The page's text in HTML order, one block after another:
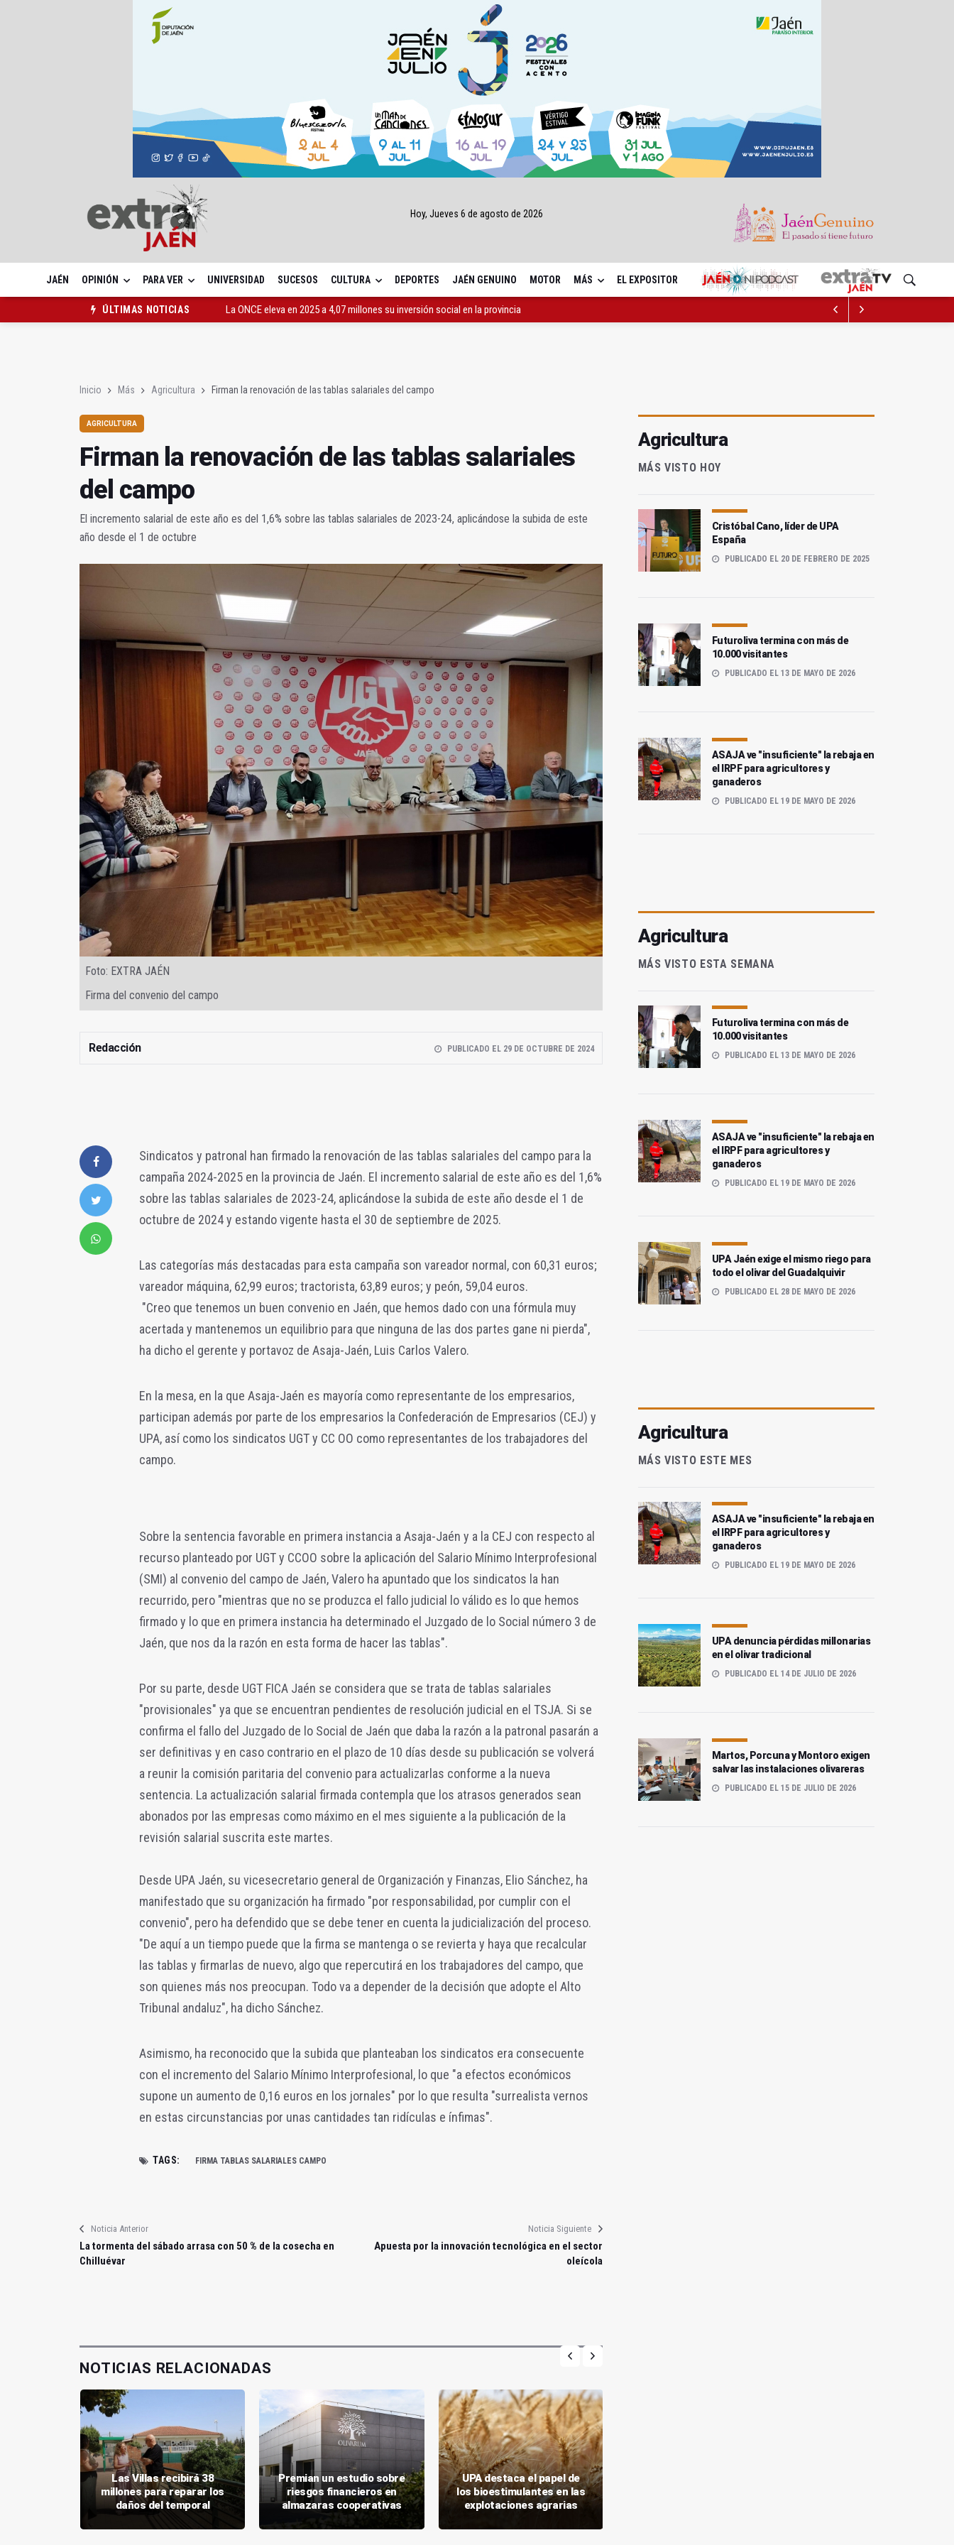
Hoy, Jueves 6 de agosto de 2026
JAÉN OPINIÓN PARA VER UNIVERSIDAD SUCESOS CULTURA DEPORTES JAÉN GENUINO MOTOR MÁS EL EXPOSITOR
ÚLTIMAS NOTICIAS
La ONCE eleva en 2025 a 4,07 millones su inversión social en la provincia
Inicio Más Agricultura Firman la renovación de las tablas salariales del campo
AGRICULTURA
Firman la renovación de las tablas salariales
del campo
El incremento salarial de este año es del 1,6% sobre las tablas salariales de 2023-24, aplicándose la subida de este
año desde el 1 de octubre
Foto: EXTRA JAÉN
Firma del convenio del campo
Redacción PUBLICADO EL 29 DE OCTUBRE DE 2024
Sindicatos y patronal han firmado la renovación de las tablas salariales del campo para la
campaña 2024-2025 en la provincia de Jaén. El incremento salarial de este año es del 1,6%
sobre las tablas salariales de 2023-24, aplicándose la subida de este año desde el 1 de
octubre de 2024 y estando vigente hasta el 30 de septiembre de 2025.
Las categorías más destacadas para esta campaña son vareador normal, con 60,31 euros;
vareador máquina, 62,99 euros; tractorista, 63,89 euros; y peón, 59,04 euros.
"Creo que tenemos un buen convenio en Jaén, que hemos dado con una fórmula muy
acertada y mantenemos un equilibrio para que ninguna de las dos partes gane ni pierda",
ha dicho el gerente y portavoz de Asaja-Jaén, Luis Carlos Valero.
En la mesa, en la que Asaja-Jaén es mayoría como representante de los empresarios,
participan además por parte de los empresarios la Confederación de Empresarios (CEJ) y
UPA, así como los sindicatos UGT y CC OO como representantes de los trabajadores del
campo.
Sobre la sentencia favorable en primera instancia a Asaja-Jaén y a la CEJ con respecto al
recurso planteado por UGT y CCOO sobre la aplicación del Salario Mínimo Interprofesional
(SMI) al convenio del campo de Jaén, Valero ha apuntado que los sindicatos la han
recurrido, pero "mientras que no se produzca el fallo judicial lo válido es lo que hemos
firmado y lo que en primera instancia ha determinado el Juzgado de lo Social número 3 de
Jaén, que nos da la razón en esta forma de hacer las tablas".
Por su parte, desde UGT FICA Jaén se considera que se trata de tablas salariales
"provisionales" ya que se encuentran pendientes de resolución judicial en el TSJA. Si se
confirma el fallo del Juzgado de lo Social de Jaén que daba la razón a la patronal pasarán a
ser definitivas y en caso contrario en el plazo de 10 días desde su publicación se volverá
a reunir la comisión paritaria del convenio para actualizarlas conforme a la nueva
sentencia. La actualización salarial firmada contempla que los atrasos generados sean
abonados por las empresas como máximo en el mes siguiente a la publicación de la
revisión salarial suscrita este martes.
Desde UPA Jaén, su vicesecretario general de Organización y Finanzas, Elio Sánchez, ha
manifestado que su organización ha firmado "por responsabilidad, por cumplir con el
convenio", pero ha defendido que se debe tener en cuenta la judicialización del proceso.
"De aquí a un tiempo puede que la firma se mantenga o se revierta y haya que recalcular
las tablas y firmarlas de nuevo, algo que repercutirá en los trabajadores del campo, que
son quienes más nos preocupan. Todo va a depender de la decisión que adopte el Alto
Tribunal andaluz", ha dicho Sánchez.
Asimismo, ha reconocido que la subida que planteaban los sindicatos era consecuente
con el incremento del Salario Mínimo Interprofesional, lo que "a efectos económicos
supone un aumento de 0,16 euros en los jornales" por lo que resulta "surrealista vernos
en estas circunstancias por unas cantidades tan ridículas e ínfimas".
TAGS: FIRMA TABLAS SALARIALES CAMPO
Noticia Anterior
La tormenta del sábado arrasa con 50 % de la cosecha en
Chilluévar
Noticia Siguiente
Apuesta por la innovación tecnológica en el sector
oleícola
NOTICIAS RELACIONADAS
Las Villas recibirá 38
millones para reparar los
daños del temporal
Premian un estudio sobre
riesgos financieros en
almazaras cooperativas
UPA destaca el papel de
los bioestimulantes en las
explotaciones agrarias
Agricultura
MÁS VISTO HOY
Cristóbal Cano, líder de UPA
España
PUBLICADO EL 20 DE FEBRERO DE 2025
Futuroliva termina con más de
10.000 visitantes
PUBLICADO EL 13 DE MAYO DE 2026
ASAJA ve "insuficiente" la rebaja en
el IRPF para agricultores y
ganaderos
PUBLICADO EL 19 DE MAYO DE 2026
Agricultura
MÁS VISTO ESTA SEMANA
Futuroliva termina con más de
10.000 visitantes
PUBLICADO EL 13 DE MAYO DE 2026
ASAJA ve "insuficiente" la rebaja en
el IRPF para agricultores y
ganaderos
PUBLICADO EL 19 DE MAYO DE 2026
UPA Jaén exige el mismo riego para
todo el olivar del Guadalquivir
PUBLICADO EL 28 DE MAYO DE 2026
Agricultura
MÁS VISTO ESTE MES
ASAJA ve "insuficiente" la rebaja en
el IRPF para agricultores y
ganaderos
PUBLICADO EL 19 DE MAYO DE 2026
UPA denuncia pérdidas millonarias
en el olivar tradicional
PUBLICADO EL 14 DE JULIO DE 2026
Martos, Porcuna y Montoro exigen
salvar las instalaciones olivareras
PUBLICADO EL 15 DE JULIO DE 2026